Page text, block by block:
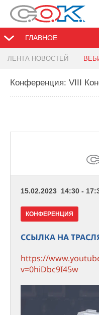
ГЛАВНОЕ
ЛЕНТА НОВОСТЕЙ
Конференция: VIII
15.02.2023 14:30 -
КОНФЕРЕНЦИЯ
ССЫЛКА НА
https://
v=0hiDbc9I45w